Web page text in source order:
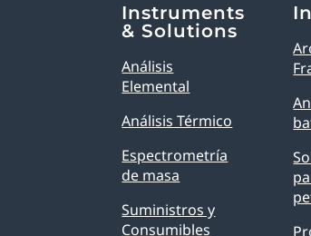
Instruments
& Solutions
Análisis
Elemental
Análisis Térmico
Espectrometría
de masa
Suministros y
Consumibles